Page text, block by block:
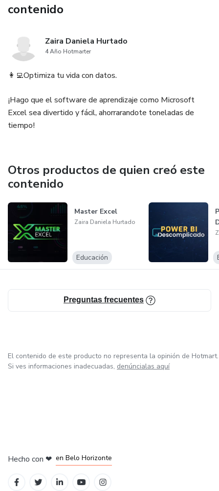
contenido
Zaira Daniela Hurtado
4 Año Hotmarter
👩‍💻Optimiza tu vida con datos.
¡Hago que el software de aprendizaje como Microsoft
Excel sea divertido y fácil, ahorrarandote toneladas de
tiempo!
Otros productos de quien creó este
contenido
Master Excel
Zaira Daniela Hurtado
Educación
Preguntas frecuentes
El contenido de este producto no representa la opinión de Hotmart.
Si ves informaciones inadecuadas, denúncialas aquí
Hecho con ❤ en Belo Horizonte